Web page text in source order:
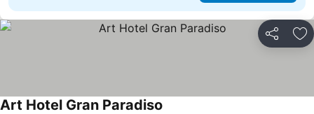
Deli
Art Hotel Gran Paradiso